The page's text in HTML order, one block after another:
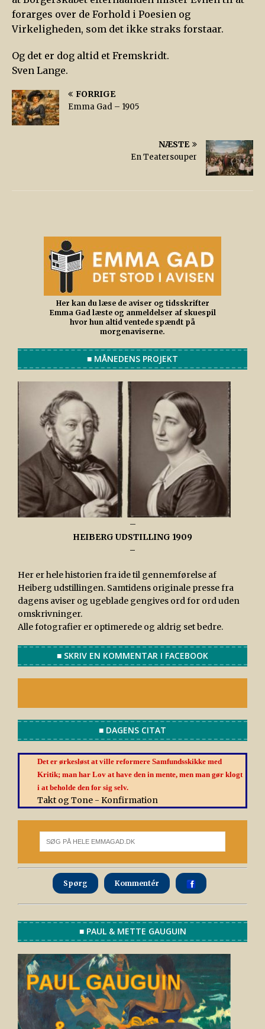
forarges over de Forhold i Poesien og
Virkeligheden, som det ikke straks forstaar.
Og det er dog altid et Fremskridt.
Sven Lange.
FORRIGE
Emma Gad – 1905
NÆSTE
En Teatersouper
Her kan du læse de aviser og tidsskrifter
Emma Gad læste og anmeldelser af skuespil
hvor hun altid ventede spændt på
morgenaviserne.
■ MÅNEDENS PROJEKT
–
HEIBERG UDSTILLING 1909
–
Her er hele historien fra ide til gennemførelse af
Heiberg udstillingen. Samtidens originale presse fra
dagens aviser og ugeblade gengives ord for ord uden
omskrivninger.
Alle fotografier er optimerede og aldrig set bedre.
■ SKRIV EN KOMMENTAR I FACEBOOK
■ DAGENS CITAT
Det er ørkesløst at ville reformere Samfundsskikke med
Kritik; man har Lov at have den in mente, men man gør klogt
i at beholde den for sig selv.
Takt og Tone - Konfirmation
Spørg Kommentér
■ PAUL & METTE GAUGUIN